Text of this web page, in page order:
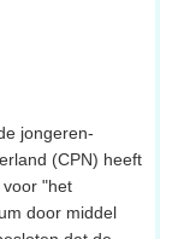
jongeren-
(CPN) heeft
voor "het
door middel